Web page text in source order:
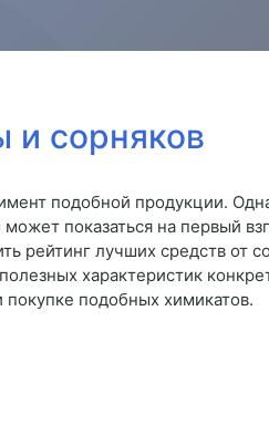
и сорняков
подобной продукции.
показаться на первый
рейтинг лучших средств от
характеристик
подобных химикатов.